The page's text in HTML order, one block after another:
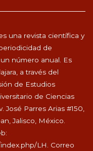
una revista científica y
de
número anual. Es
a través del
de Estudios
de Ciencias
José Parres Arias #150,
Jalisco, México.
LH
. Correo